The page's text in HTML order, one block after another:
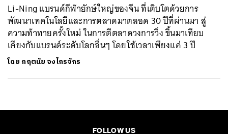
Li-Ning แบรนด์กีฬายักษ์ใหญ่ของจีน ที่เติบโตด้วยการ
พัฒนาเทคโนโลยีและการตลาดมาตลอด 30 ปีที่ผ่านมา สู่
ความท้าทายครั้งใหม่ ในการตีตลาดวงการวิ่ง ขึ้นมาเทียบ
เคียงกับแบรนด์ระดับโลกอื่นๆ โดยใช้เวลาเพียงแค่ 3 ปี
โดย กฤตนัย จงไกรจักร
FOLLOW US